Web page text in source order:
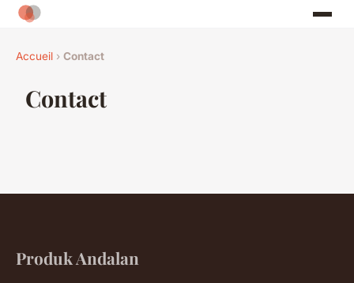
Accueil › Contact
Contact
Produk Andalan